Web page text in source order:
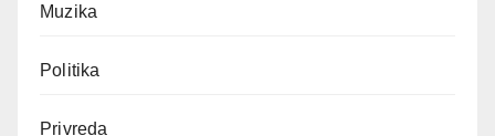
Muzika
Politika
Privreda